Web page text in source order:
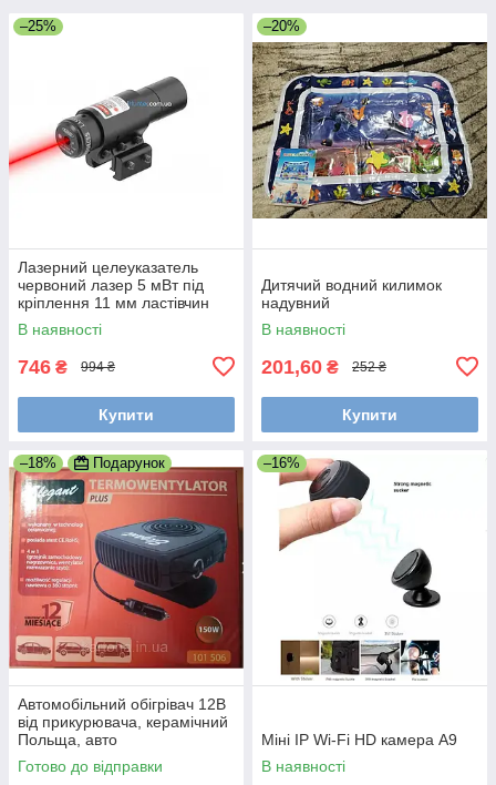
–25%
Лазерний целеуказатель
червоний лазер 5 мВт під
кріплення 11 мм ластівчин
хвіст 21 мм планка Вівера
Пикатинни
В наявності
746 ₴ 994 ₴
Купити
–20%
Дитячий водний килимок
надувний
В наявності
201,60 ₴ 252 ₴
Купити
–18% Подарунок
Автомобільний обігрівач 12В
від прикурювача, керамічний
Польща, авто
тепловентилятор 12В
Готово до відправки
–16%
Міні IP Wi-Fi HD камера A9
В наявності